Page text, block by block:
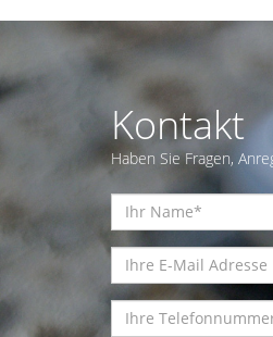
Kontakt
Haben Sie Fragen,